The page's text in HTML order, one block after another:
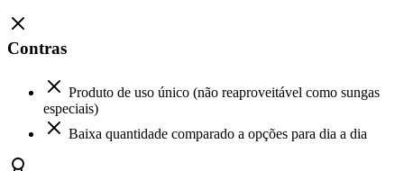
Contras
Produto de uso único (não reaproveitável como sungas
especiais)
Baixa quantidade comparado a opções para dia a dia